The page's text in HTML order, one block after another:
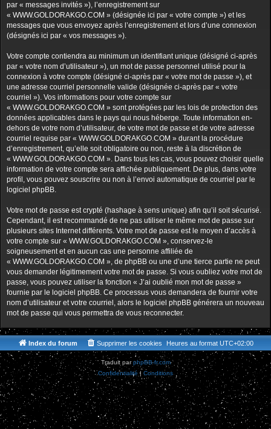
par « messages invités »), l’enregistrement sur
« WWW.GOLDORAKGO.COM » (désignée ici par « votre compte ») et les
messages que vous envoyez après l’enregistrement et lors d’une connexion
(désignés ici par « vos messages »).
Votre compte contiendra au minimum un identifiant unique (désigné ci-après
par « votre nom d’utilisateur »), un mot de passe personnel utilisé pour la
connexion à votre compte (désigné ci-après par « votre mot de passe »), et
une adresse courriel personnelle valide (désignée ci-après par « votre
courriel »). Vos informations pour votre compte sur
« WWW.GOLDORAKGO.COM » sont protégées par les lois de protection des
données applicables dans le pays qui nous héberge. Toute information en-
dehors de votre nom d’utilisateur, de votre mot de passe et de votre adresse
courriel requise par « WWW.GOLDORAKGO.COM » durant la procédure
d’enregistrement, qu’elle soit obligatoire ou non, reste à la discrétion de
« WWW.GOLDORAKGO.COM ». Dans tous les cas, vous pouvez choisir quelle
information de votre compte sera affichée publiquement. De plus, dans votre
profil, vous pouvez souscrire ou non à l’envoi automatique de courriel par le
logiciel phpBB.
Votre mot de passe est crypté (hashage à sens unique) afin qu’il soit sécurisé.
Cependant, il est recommandé de ne pas utiliser le même mot de passe sur
plusieurs sites Internet différents. Votre mot de passe est le moyen d’accès à
votre compte sur « WWW.GOLDORAKGO.COM », conservez-le
soigneusement et en aucun cas une personne affiliée de
« WWW.GOLDORAKGO.COM », de phpBB ou une d’une tierce partie ne peut
vous demander légitimement votre mot de passe. Si vous oubliez votre mot de
passe, vous pouvez utiliser la fonction « J’ai oublié mon mot de passe »
fournie par le logiciel phpBB. Ce processus vous demandera de fournir votre
nom d’utilisateur et votre courriel, alors le logiciel phpBB générera un nouveau
mot de passe qui vous permettra de vous reconnecter.
Index du forum Heures au format UTC+02:00
Supprimer les cookies
Traduit parphpBB-fr.com
Confidentialité | Conditions